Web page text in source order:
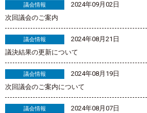
議会情報
2024年09月02日
次回議会のご案内
議会情報
2024年08月21日
議決結果の更新について
議会情報
2024年08月19日
次回議会のご案内について
議会情報
2024年08月07日